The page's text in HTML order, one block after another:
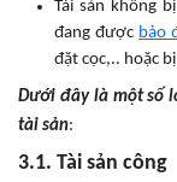
Tài sản không
đang được bảo
đặt cọc,.. hoặc
Dưới đây là một số
tài sản:
3.1. Tài sản công